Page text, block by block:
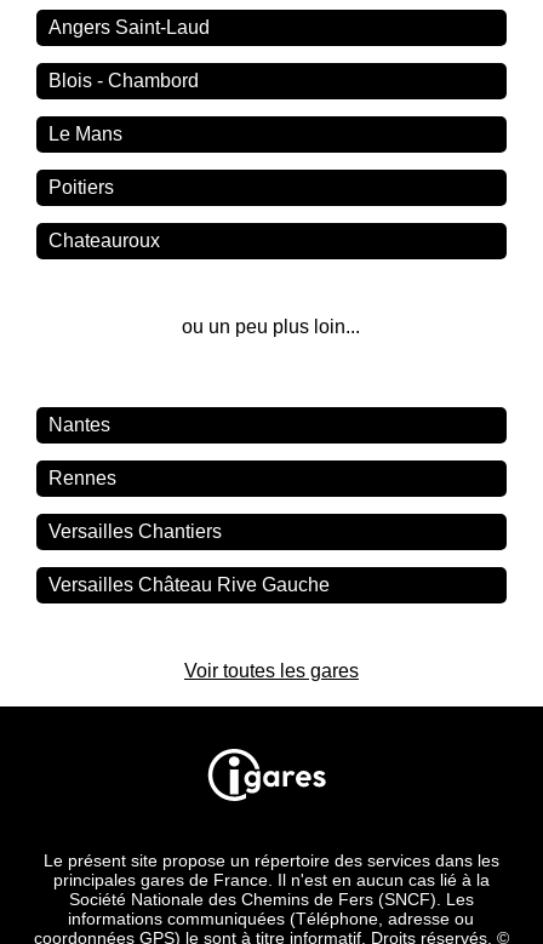
Angers Saint-Laud
Blois - Chambord
Le Mans
Poitiers
Chateauroux
ou un peu plus loin...
Nantes
Rennes
Versailles Chantiers
Versailles Château Rive Gauche
Voir toutes les gares
Le présent site propose un répertoire des services dans les
principales gares de France. Il n'est en aucun cas lié à la
Société Nationale des Chemins de Fers (SNCF). Les
informations communiquées (Téléphone, adresse ou
coordonnées GPS) le sont à titre informatif. Droits réservés. ©